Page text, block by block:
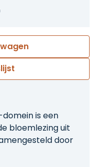
is een
bloemlezing uit
door